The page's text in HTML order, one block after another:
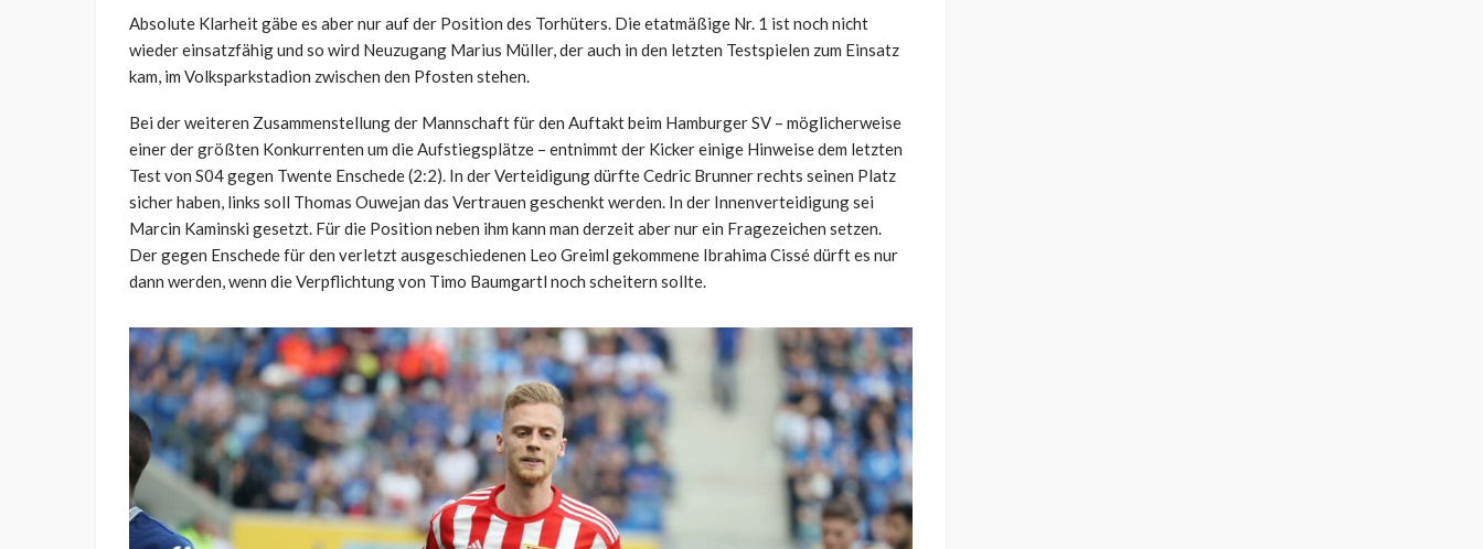
Absolute Klarheit gäbe es aber nur auf der Position des Torhüters. Die etatmäßige Nr. 1 ist noch nicht
wieder einsatzfähig und so wird Neuzugang Marius Müller, der auch in den letzten Testspielen zum Einsatz
kam, im Volksparkstadion zwischen den Pfosten stehen.
Bei der weiteren Zusammenstellung der Mannschaft für den Auftakt beim Hamburger SV – möglicherweise
einer der größten Konkurrenten um die Aufstiegsplätze – entnimmt der Kicker einige Hinweise dem letzten
Test von S04 gegen Twente Enschede (2:2). In der Verteidigung dürfte Cedric Brunner rechts seinen Platz
sicher haben, links soll Thomas Ouwejan das Vertrauen geschenkt werden. In der Innenverteidigung sei
Marcin Kaminski gesetzt. Für die Position neben ihm kann man derzeit aber nur ein Fragezeichen setzen.
Der gegen Enschede für den verletzt ausgeschiedenen Leo Greiml gekommene Ibrahima Cissé dürft es nur
dann werden, wenn die Verpflichtung von Timo Baumgartl noch scheitern sollte.